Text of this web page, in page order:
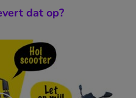
dat op?